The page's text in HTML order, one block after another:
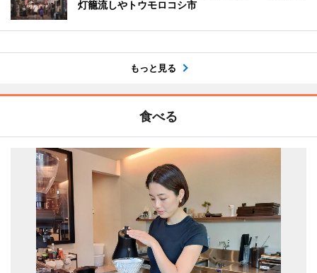
灯籠流しやトウモロコシ市
もっと見る
食べる